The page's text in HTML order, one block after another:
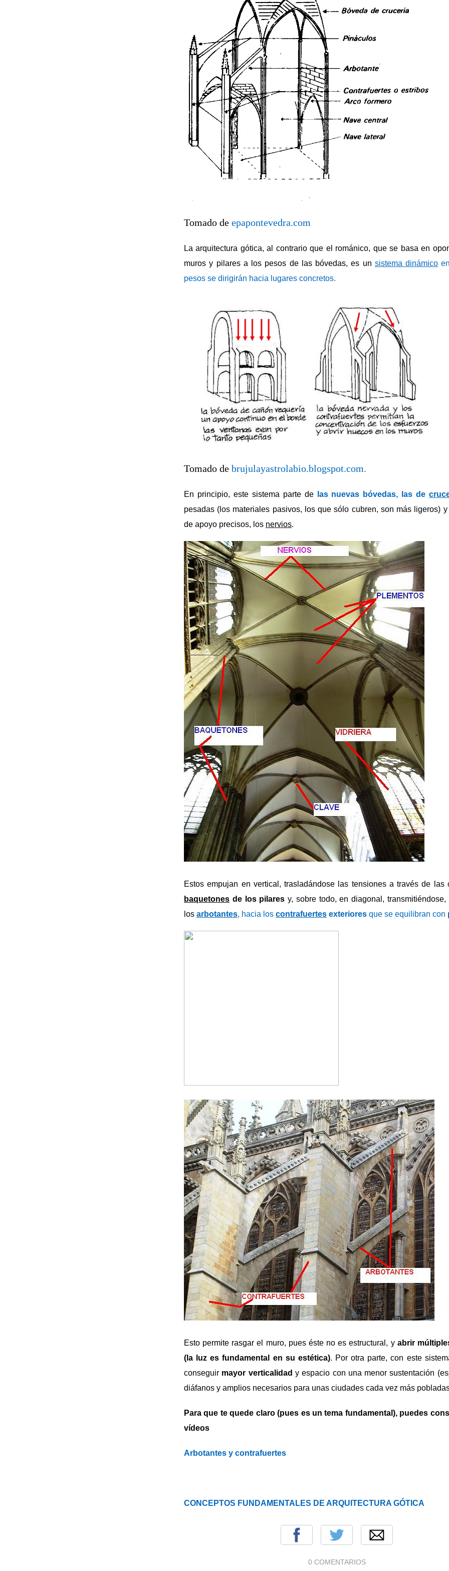
Tomado de epapontevedra.com
La arquitectura gótica, al contrario que el románico, que se basa en
muros y pilares a los pesos de las bóvedas, es un sistema dinámico
pesos se dirigirán hacia lugares concretos.
Tomado de brujulayastrolabio.blogspot.com.
En principio, este sistema parte de las nuevas bóvedas, las de
pesadas (los materiales pasivos, los que sólo cubren, son más ligeros)
de apoyo precisos, los nervios.
Estos empujan en vertical, trasladándose las tensiones a través de las
baquetones de los pilares y, sobre todo, en diagonal,
los arbotantes, hacia los contrafuertes exteriores que se equilibran con
Esto permite rasgar el muro, pues éste no es estructural, y abrir
(la luz es fundamental en su estética). Por otra parte, con este
conseguir mayor verticalidad y espacio con una menor sustentación
diáfanos y amplios necesarios para unas ciudades cada vez más
Para que te quede claro (pues es un tema fundamental), puedes
vídeos
Arbotantes y contrafuertes
CONCEPTOS FUNDAMENTALES DE ARQUITECTURA GÓTICA
0 COMENTARIOS